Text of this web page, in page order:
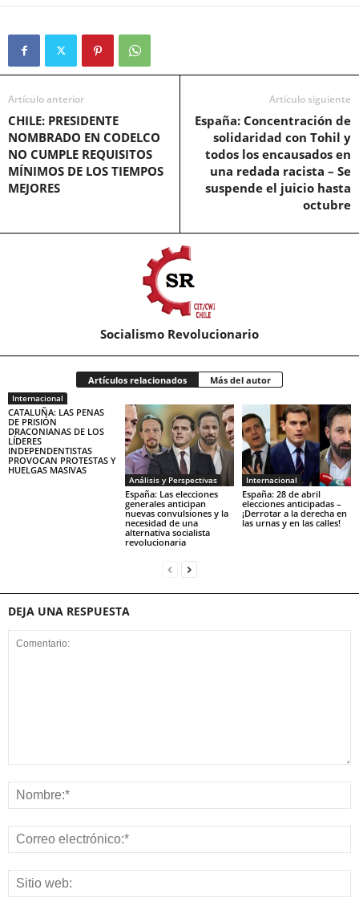
Artículo anterior
CHILE: PRESIDENTE
NOMBRADO EN CODELCO
NO CUMPLE REQUISITOS
MÍNIMOS DE LOS TIEMPOS
MEJORES
Artículo siguiente
España: Concentración de
solidaridad con Tohil y
todos los encausados en
una redada racista – Se
suspende el juicio hasta
octubre
Socialismo Revolucionario
Artículos relacionados Más del autor
Internacional
CATALUÑA: LAS PENAS
DE PRISIÓN
DRACONIANAS DE LOS
LÍDERES
INDEPENDENTISTAS
PROVOCAN PROTESTAS Y
HUELGAS MASIVAS
Análisis y Perspectivas
España: Las elecciones
generales anticipan
nuevas convulsiones y la
necesidad de una
alternativa socialista
revolucionaria
Internacional
España: 28 de abril
elecciones anticipadas –
¡Derrotar a la derecha en
las urnas y en las calles!
DEJA UNA RESPUESTA